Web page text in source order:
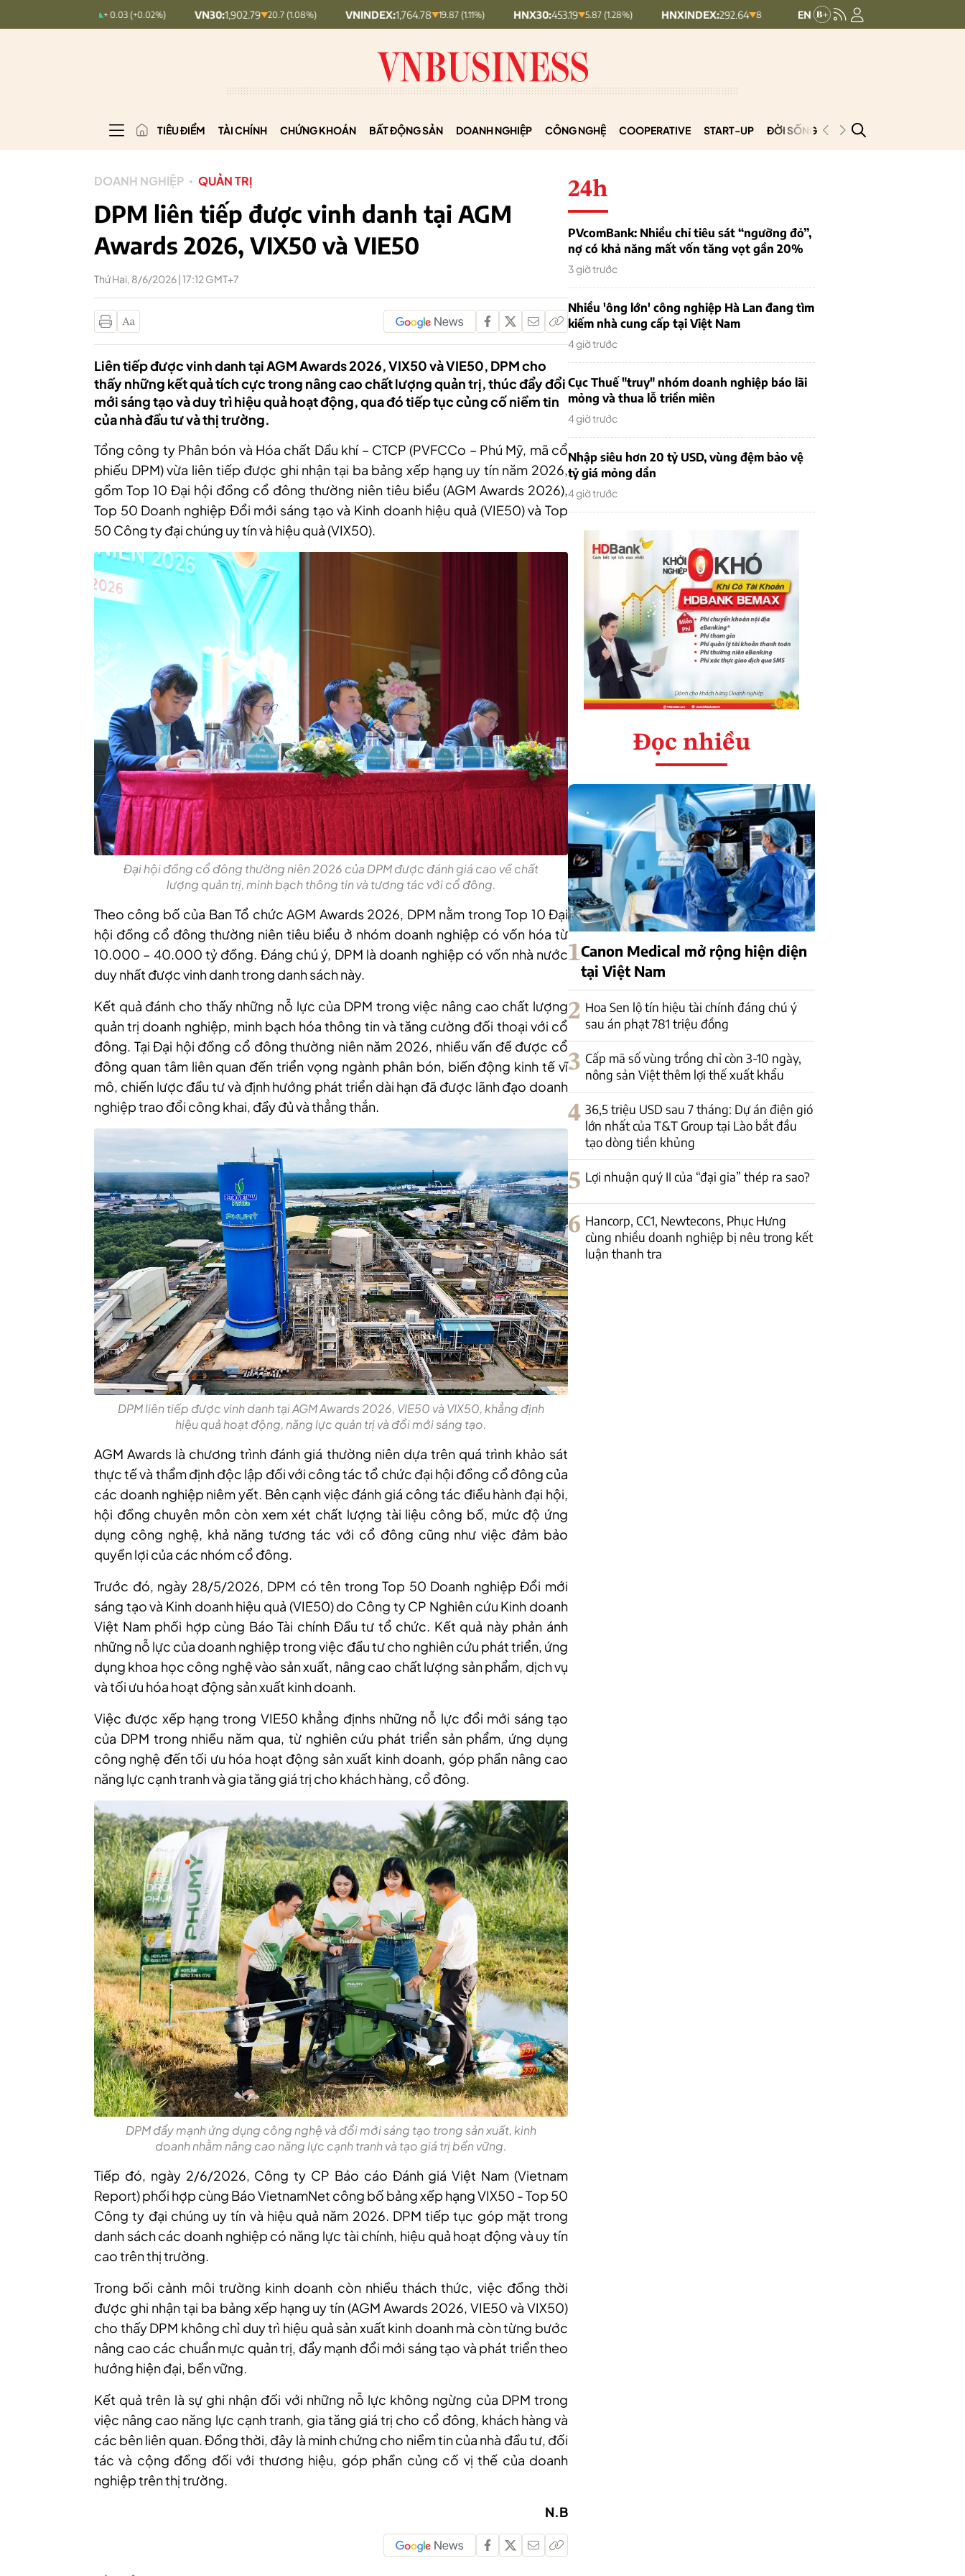
+ 0.03 (+0.02%) VN30:1,902.79 20.7 (1.08%) VNINDEX: 1,764.78 19.87 (1.11%) HNX30: 5.87 (1.28%) HNXINDEX: 292.64 8.56 (2.84%) UPCOMINDEX:127.17
TIÊU ĐIỂM TÀI CHÍNH CHỨNG KHOÁN BẤT ĐỘNG SẢN DOANH NGHIỆP CÔNG NGHỆ COOPERATIVE START-UP ĐỜI SỐNG PODCAST
DOANH NGHIỆP QUẢN TRỊ
DPM liên tiếp được vinh danh tại AGM
Awards 2026, VIX50 và VIE50
Thứ Hai, 8/6/2026 | 17:12 GMT+7
Liên tiếp được vinh danh tại AGM Awards 2026, VIX50 và VIE50, DPM cho
thấy những kết quả tích cực trong nâng cao chất lượng quản trị, thúc đẩy đổi
mới sáng tạo và duy trì hiệu quả hoạt động, qua đó tiếp tục củng cố niềm tin
của nhà đầu tư và thị trường.
Tổng công ty Phân bón và Hóa chất Dầu khí – CTCP (PVFCCo – Phú Mỹ, mã cổ
phiếu DPM) vừa liên tiếp được ghi nhận tại ba bảng xếp hạng uy tín năm 2026,
gồm Top 10 Đại hội đồng cổ đông thường niên tiêu biểu (AGM Awards 2026),
Top 50 Doanh nghiệp Đổi mới sáng tạo và Kinh doanh hiệu quả (VIE50) và Top
50 Công ty đại chúng uy tín và hiệu quả (VIX50).
Đại hội đồng cổ đông thường niên 2026 của DPM được đánh giá cao về chất
lượng quản trị, minh bạch thông tin và tương tác với cổ đông.
Theo công bố của Ban Tổ chức AGM Awards 2026, DPM nằm trong Top 10 Đại
hội đồng cổ đông thường niên tiêu biểu ở nhóm doanh nghiệp có vốn hóa từ
10.000 – 40.000 tỷ đồng. Đáng chú ý, DPM là doanh nghiệp có vốn nhà nước
duy nhất được vinh danh trong danh sách này.
Kết quả đánh cho thấy những nỗ lực của DPM trong việc nâng cao chất lượng
quản trị doanh nghiệp, minh bạch hóa thông tin và tăng cường đối thoại với cổ
đông. Tại Đại hội đồng cổ đông thường niên năm 2026, nhiều vấn đề được cổ
đông quan tâm liên quan đến triển vọng ngành phân bón, biến động kinh tế vĩ
mô, chiến lược đầu tư và định hướng phát triển dài hạn đã được lãnh đạo doanh
nghiệp trao đổi công khai, đầy đủ và thẳng thắn.
DPM liên tiếp được vinh danh tại AGM Awards 2026, VIE50 và VIX50, khẳng định
hiệu quả hoạt động, năng lực quản trị và đổi mới sáng tạo.
AGM Awards là chương trình đánh giá thường niên dựa trên quá trình khảo sát
thực tế và thẩm định độc lập đối với công tác tổ chức đại hội đồng cổ đông của
các doanh nghiệp niêm yết. Bên cạnh việc đánh giá công tác điều hành đại hội,
hội đồng chuyên môn còn xem xét chất lượng tài liệu công bố, mức độ ứng
dụng công nghệ, khả năng tương tác với cổ đông cũng như việc đảm bảo
quyền lợi của các nhóm cổ đông.
Trước đó, ngày 28/5/2026, DPM có tên trong Top 50 Doanh nghiệp Đổi mới
sáng tạo và Kinh doanh hiệu quả (VIE50) do Công ty CP Nghiên cứu Kinh doanh
Việt Nam phối hợp cùng Báo Tài chính Đầu tư tổ chức. Kết quả này phản ánh
những nỗ lực của doanh nghiệp trong việc đầu tư cho nghiên cứu phát triển, ứng
dụng khoa học công nghệ vào sản xuất, nâng cao chất lượng sản phẩm, dịch vụ
và tối ưu hóa hoạt động sản xuất kinh doanh.
Việc được xếp hạng trong VIE50 khẳng địnhs những nỗ lực đổi mới sáng tạo
của DPM trong nhiều năm qua, từ nghiên cứu phát triển sản phẩm, ứng dụng
công nghệ đến tối ưu hóa hoạt động sản xuất kinh doanh, góp phần nâng cao
năng lực cạnh tranh và gia tăng giá trị cho khách hàng, cổ đông.
DPM đẩy mạnh ứng dụng công nghệ và đổi mới sáng tạo trong sản xuất, kinh
doanh nhằm nâng cao năng lực cạnh tranh và tạo giá trị bền vững.
Tiếp đó, ngày 2/6/2026, Công ty CP Báo cáo Đánh giá Việt Nam (Vietnam
Report) phối hợp cùng Báo VietnamNet công bố bảng xếp hạng VIX50 - Top 50
Công ty đại chúng uy tín và hiệu quả năm 2026. DPM tiếp tục góp mặt trong
danh sách các doanh nghiệp có năng lực tài chính, hiệu quả hoạt động và uy tín
cao trên thị trường.
Trong bối cảnh môi trường kinh doanh còn nhiều thách thức, việc đồng thời
được ghi nhận tại ba bảng xếp hạng uy tín (AGM Awards 2026, VIE50 và VIX50)
cho thấy DPM không chỉ duy trì hiệu quả sản xuất kinh doanh mà còn từng bước
nâng cao các chuẩn mực quản trị, đẩy mạnh đổi mới sáng tạo và phát triển theo
hướng hiện đại, bền vững.
Kết quả trên là sự ghi nhận đối với những nỗ lực không ngừng của DPM trong
việc nâng cao năng lực cạnh tranh, gia tăng giá trị cho cổ đông, khách hàng và
các bên liên quan. Đồng thời, đây là minh chứng cho niềm tin của nhà đầu tư, đối
tác và cộng đồng đối với thương hiệu, góp phần củng cố vị thế của doanh
nghiệp trên thị trường.
N.B
24h
PVcomBank: Nhiều chỉ tiêu sát “ngưỡng đỏ”,
nợ có khả năng mất vốn tăng vọt gần 20%
3 giờ trước
Nhiều 'ông lớn' công nghiệp Hà Lan đang tìm
kiếm nhà cung cấp tại Việt Nam
4 giờ trước
Cục Thuế "truy" nhóm doanh nghiệp báo lãi
mỏng và thua lỗ triền miên
4 giờ trước
Nhập siêu hơn 20 tỷ USD, vùng đệm bảo vệ
tỷ giá mỏng dần
4 giờ trước
Đọc nhiều
1Canon Medical mở rộng hiện diện
tại Việt Nam
2 Hoa Sen lộ tín hiệu tài chính đáng chú ý
sau án phạt 781 triệu đồng
3 Cấp mã số vùng trồng chỉ còn 3-10 ngày,
nông sản Việt thêm lợi thế xuất khẩu
4 36,5 triệu USD sau 7 tháng: Dự án điện gió
lớn nhất của T&T Group tại Lào bắt đầu
tạo dòng tiền khủng
5 Lợi nhuận quý II của “đại gia” thép ra sao?
6 Hancorp, CC1, Newtecons, Phục Hưng
cùng nhiều doanh nghiệp bị nêu trong kết
luận thanh tra